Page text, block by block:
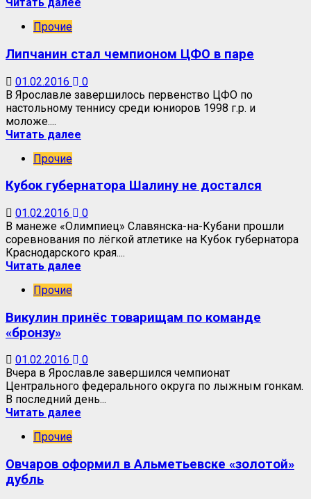
Прочие
Липчанин стал чемпионом ЦФО в паре
01.02.2016
0
В Ярославле завершилось первенство ЦФО по
настольному теннису среди юниоров 1998 г.р. и
моложе....
Читать далее
Прочие
Кубок губернатора Шалину не достался
01.02.2016
0
В манеже «Олимпиец» Славянска-на-Кубани прошли
соревнования по лёгкой атлетике на Кубок губернатора
Краснодарского края....
Читать далее
Прочие
Викулин принёс товарищам по команде
«бронзу»
01.02.2016
0
Вчера в Ярославле завершился чемпионат
Центрального федерального округа по лыжным гонкам.
В последний день...
Читать далее
Прочие
Овчаров оформил в Альметьевске «золотой»
дубль